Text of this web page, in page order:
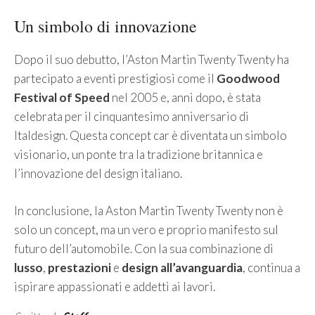
Un simbolo di innovazione
Dopo il suo debutto, l’Aston Martin Twenty Twenty ha
partecipato a eventi prestigiosi come il Goodwood
Festival of Speed nel 2005 e, anni dopo, è stata
celebrata per il cinquantesimo anniversario di
Italdesign. Questa concept car è diventata un simbolo
visionario, un ponte tra la tradizione britannica e
l’innovazione del design italiano.
In conclusione, la Aston Martin Twenty Twenty non è
solo un concept, ma un vero e proprio manifesto sul
futuro dell’automobile. Con la sua combinazione di
lusso, prestazionie design all’avanguardia, continua a
ispirare appassionati e addetti ai lavori.